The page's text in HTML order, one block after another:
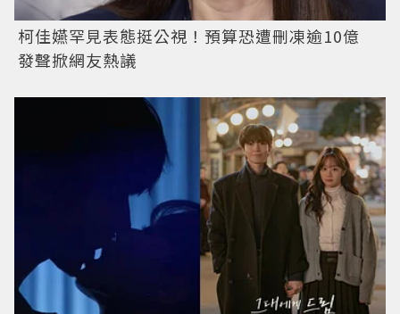
柯佳嬿罕見表態挺公視！預算恐遭刪凍逾10億
發聲掀網友熱議